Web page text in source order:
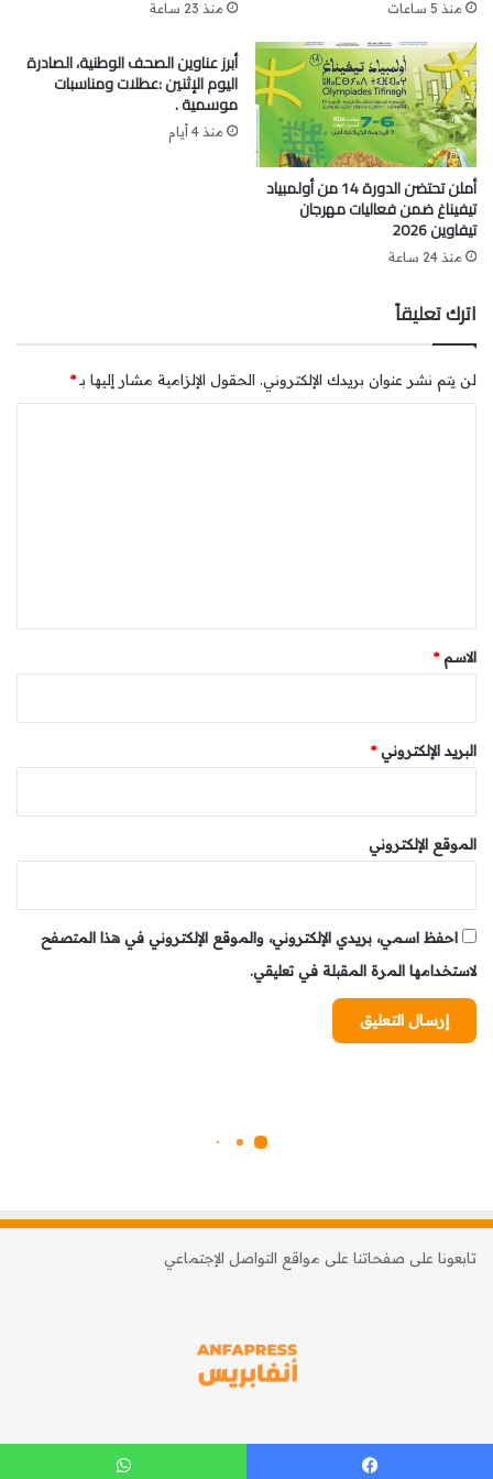
وفي هذا الإطار، عبّرت ساكنة عدد من الأحياء بعمالة مقاطعات بن
مسيك عن شكرها وتقديرها للسلطات المحلية، وعلى رأسها
منذ 5 ساعات منذ 23 ساعة
أملن تحتضن الدورة 14 من أولمبياد
تيفيناغ ضمن فعاليات مهرجان
تيفاوين 2026
منذ 24 ساعة
أبرز عناوين الصحف الوطنية، الصادرة
اليوم الإثنين :عطلات ومناسبات
موسمية .
منذ 4 أيام
اترك تعليقاً
لن يتم نشر عنوان بريدك الإلكتروني. الحقول الإلزامية مشار إليها بـ*
*
الاسم*
البريد الإلكتروني*
الموقع الإلكتروني
احفظ اسمي، بريدي الإلكتروني، والموقع الإلكتروني في هذا المتصفح
لاستخدامها المرة المقبلة في تعليقي.
تابعونا على صفحاتنا على مواقع التواصل الإجتماعي